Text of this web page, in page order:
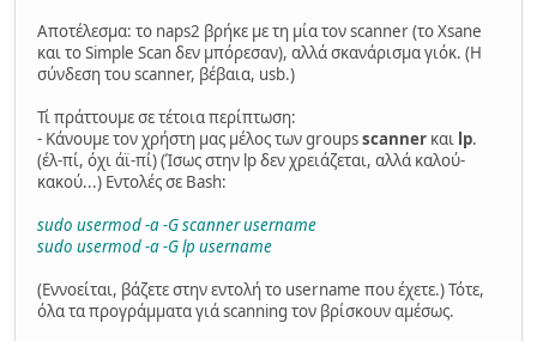
Αποτέλεσμα: το naps2 βρήκε με τη μία τον scanner (το Xsane
και το Simple Scan δεν μπόρεσαν), αλλά σκανάρισμα γιόκ. (Η
σύνδεση του scanner, βέβαια, usb.)
Τί πράττουμε σε τέτοια περίπτωση:
- Κάνουμε τον χρήστη μας μέλος των groupsscanner και lp.
(έλ-πί, όχι άϊ-πί) (Ίσως στην lp δεν χρειάζεται, αλλά καλού-
κακού...) Εντολές σε Bash:
sudo usermod -a -G scanner username
sudo usermod -a -G lp username
(Εννοείται, βάζετε στην εντολή το username που έχετε.) Τότε,
όλα τα προγράμματα γιά scanning τον βρίσκουν αμέσως.